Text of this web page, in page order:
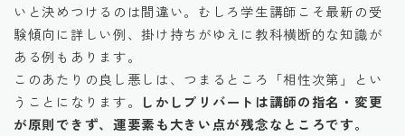
いと決めつけるのは間違い。むしろ学生講師こそ最新の受
験傾向に詳しい例、掛け持ちがゆえに教科横断的な知識が
ある例もあります。
このあたりの良し悪しは、つまるところ「相性次第」とい
うことになります。
しかしプリバートは講師の指名・変更
が原則できず、運要素も大きい点が残念なところです。